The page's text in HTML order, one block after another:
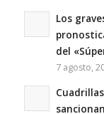
Los
del
7 agosto,